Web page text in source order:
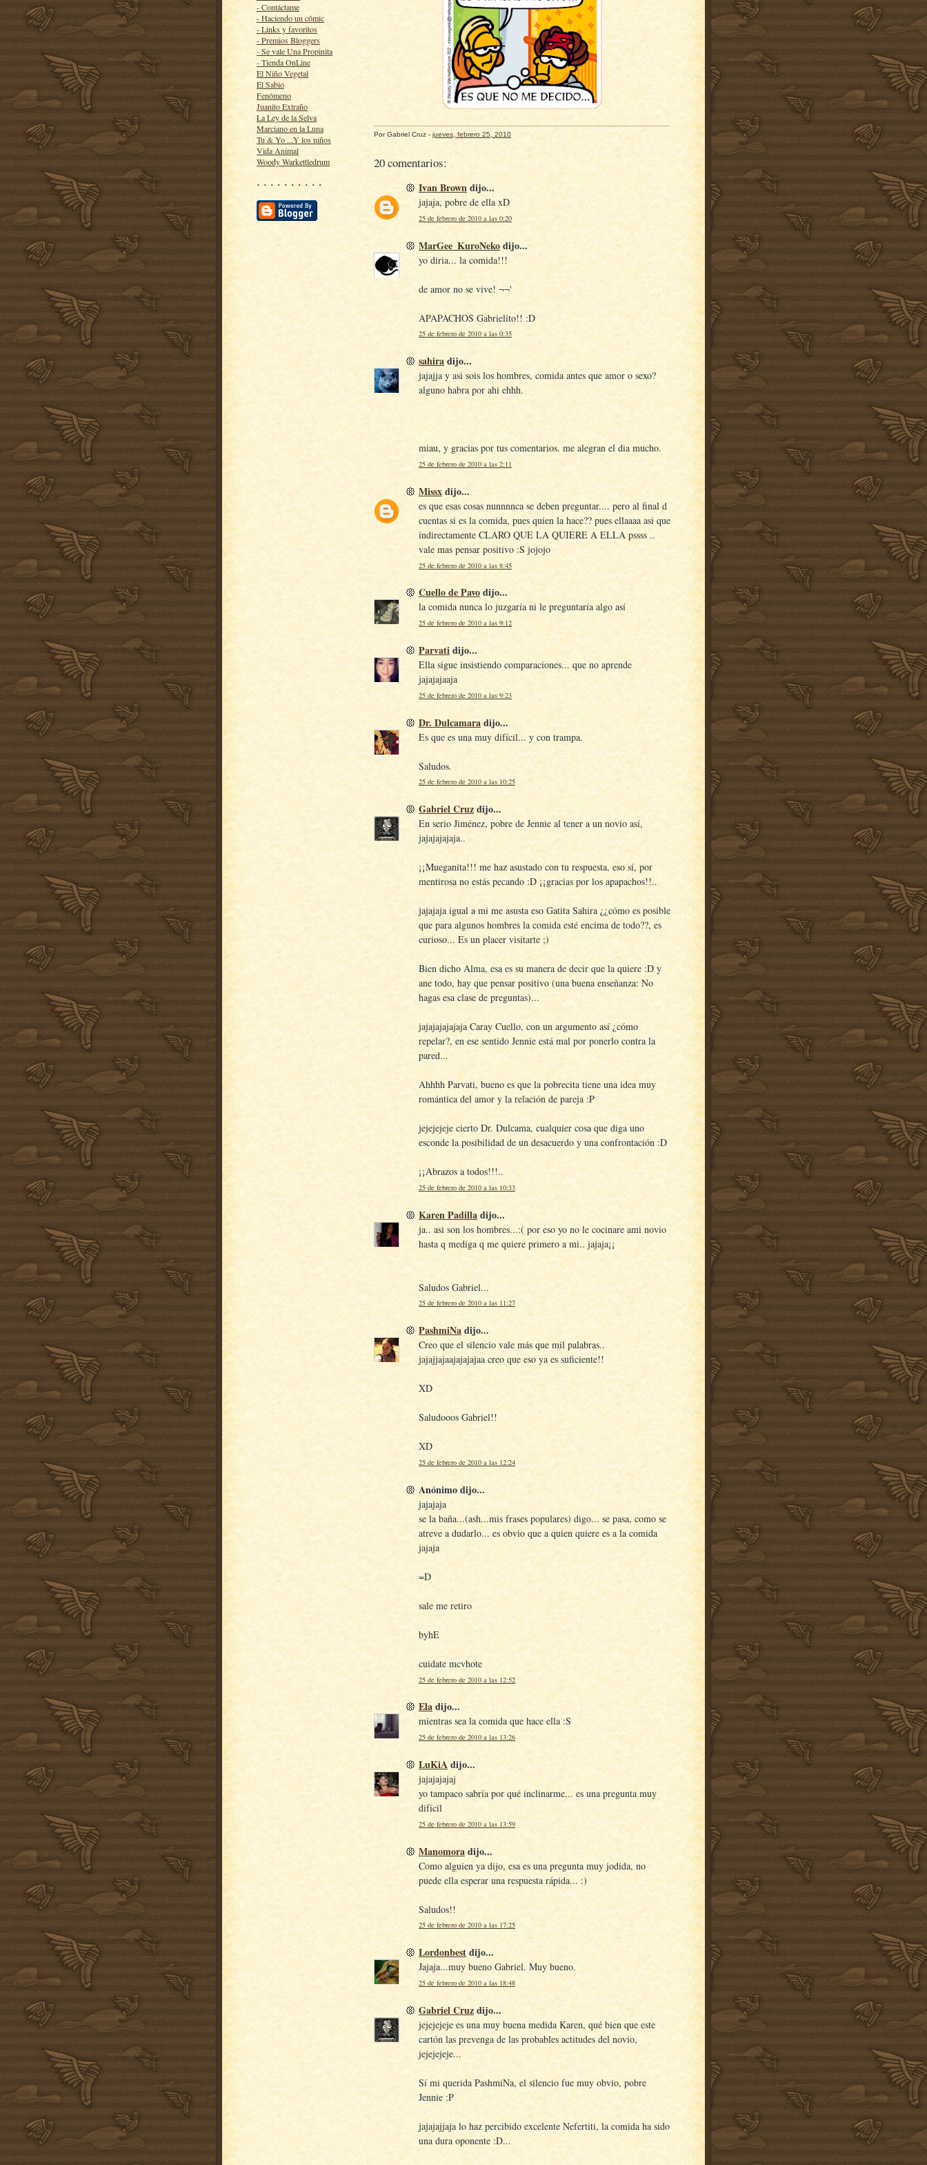
- Contáctame
- Haciendo un cómic
- Links y favoritos
- Premios Bloggers
- Se vale Una Propinita
- Tienda OnLine
El Niño Vegetal
El Sabio
Fenómeno
Juanito Extraño
La Ley de la Selva
Marciano en la Luna
Tu & Yo ...Y los niños
Vida Animal
Woody Warkettledrum
· · · · · · · · · ·
PorGabriel Cruz - jueves, febrero 25, 2010
20 comentarios:
Ivan Browndijo...
jajaja, pobre de ella xD
25 de febrero de 2010 a las 0:20
MarGee_KuroNekodijo...
yo diria... la comida!!!
de amor no se vive! ¬¬'
APAPACHOS Gabrielito!! :D
25 de febrero de 2010 a las 0:35
sahiradijo...
jajajja y asi sois los hombres, comida antes que amor o sexo?
alguno habra por ahi ehhh.
miau, y gracias por tus comentarios. me alegran el dia mucho.
25 de febrero de 2010 a las 2:11
Missxdijo...
es que esas cosas nunnnnca se deben preguntar.... pero al final d
cuentas si es la comida, pues quien la hace?? pues ellaaaa asi que
indirectamente CLARO QUE LA QUIERE A ELLA pssss ..
vale mas pensar positivo :S jojojo
25 de febrero de 2010 a las 8:45
Cuello de Pavodijo...
la comida nunca lo juzgaría ni le preguntaría algo así
25 de febrero de 2010 a las 9:12
Parvatidijo...
Ella sigue insistiendo comparaciones... que no aprende
jajajajaaja
25 de febrero de 2010 a las 9:23
Dr. Dulcamaradijo...
Es que es una muy difícil... y con trampa.
Saludos.
25 de febrero de 2010 a las 10:25
Gabriel Cruzdijo...
En serio Jiménez, pobre de Jennie al tener a un novio así,
jajajajajaja..
¡¡Mueganita!!! me haz asustado con tu respuesta, eso sí, por
mentirosa no estás pecando :D ¡¡gracias por los apapachos!!..
jajajaja igual a mi me asusta eso Gatita Sahira ¿¿cómo es posible
que para algunos hombres la comida esté encima de todo??, es
curioso... Es un placer visitarte ;)
Bien dicho Alma, esa es su manera de decir que la quiere :D y
ane todo, hay que pensar positivo (una buena enseñanza: No
hagas esa clase de preguntas)...
jajajajajajaja Caray Cuello, con un argumento así ¿cómo
repelar?, en ese sentido Jennie está mal por ponerlo contra la
pared...
Ahhhh Parvati, bueno es que la pobrecita tiene una idea muy
romántica del amor y la relación de pareja :P
jejejejeje cierto Dr. Dulcama, cualquier cosa que diga uno
esconde la posibilidad de un desacuerdo y una confrontación :D
¡¡Abrazos a todos!!!..
25 de febrero de 2010 a las 10:33
Karen Padilladijo...
ja.. asi son los hombres...:( por eso yo no le cocinare ami novio
hasta q mediga q me quiere primero a mi.. jajaja¡¡
Saludos Gabriel...
25 de febrero de 2010 a las 11:27
PashmiNadijo...
Creo que el silencio vale más que mil palabras..
jajajjajaajajajajaa creo que eso ya es suficiente!!
XD
Saludooos Gabriel!!
XD
25 de febrero de 2010 a las 12:24
Anónimo dijo...
jajajaja
se la baña...(ash...mis frases populares) digo... se pasa, como se
atreve a dudarlo... es obvio que a quien quiere es a la comida
jajaja
=D
sale me retiro
byhE
cuidate mcvhote
25 de febrero de 2010 a las 12:52
Eladijo...
mientras sea la comida que hace ella :S
25 de febrero de 2010 a las 13:26
LuKiAdijo...
jajajajajaj
yo tampaco sabría por qué inclinarme... es una pregunta muy
difícil
25 de febrero de 2010 a las 13:59
Manomoradijo...
Como alguien ya dijo, esa es una pregunta muy jodida, no
puede ella esperar una respuesta rápida... :)
Saludos!!
25 de febrero de 2010 a las 17:25
Lordonbestdijo...
Jajaja...muy bueno Gabriel. Muy bueno.
25 de febrero de 2010 a las 18:48
Gabriel Cruzdijo...
jejejejeje es una muy buena medida Karen, qué bien que este
cartón las prevenga de las probables actitudes del novio,
jejejejeje...
Sí mi querida PashmiNa, el silencio fue muy obvio, pobre
Jennie :P
jajajajjaja lo haz percibido excelente Nefertiti, la comida ha sido
una dura oponente :D...